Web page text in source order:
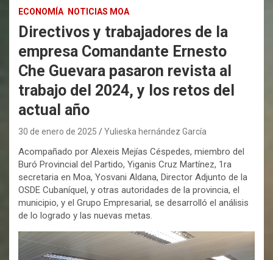
ECONOMÍA NOTICIAS MOA
Directivos y trabajadores de la
empresa Comandante Ernesto
Che Guevara pasaron revista al
trabajo del 2024, y los retos del
actual año
30 de enero de 2025 Yulieska hernández García
Acompañado por Alexeis Mejías Céspedes, miembro del
Buró Provincial del Partido, Yiganis Cruz Martínez, 1ra
secretaria en Moa, Yosvani Aldana, Director Adjunto de la
OSDE Cubaníquel, y otras autoridades de la provincia, el
municipio, y el Grupo Empresarial, se desarrolló el análisis
de lo logrado y las nuevas metas.